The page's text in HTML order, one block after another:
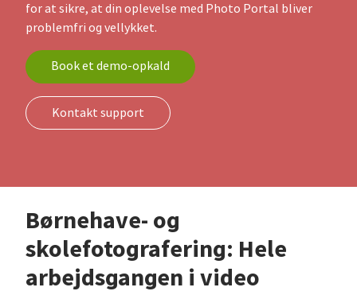
for at sikre, at din oplevelse med Photo Portal bliver
problemfri og vellykket.
Book et demo-opkald
Kontakt support
Børnehave- og
skolefotografering: Hele
arbejdsgangen i video